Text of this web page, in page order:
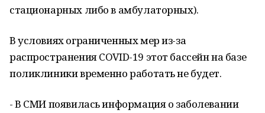
стационарных либо в амбулаторных).
В условиях ограниченных мер из-за
распространения COVID-19 этот бассейн на базе
поликлиники временно работать не будет.
- В СМИ появилась информация о заболевании